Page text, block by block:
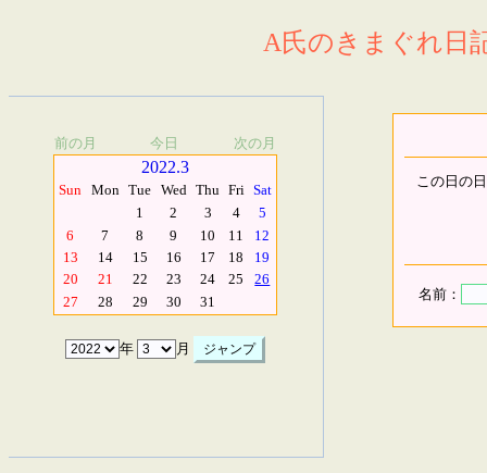
A氏のきまぐれ日
前の月 今日 次の月
2022.3
Sun Mon Tue Wed Thu Fri Sat
1
2 3 4
5
6
7 8 9 10 11
12
13
14 15 16 17 18
19
20
21 22 23 24 25
26
27
28 29 30 31
年 月
この日の
名前：